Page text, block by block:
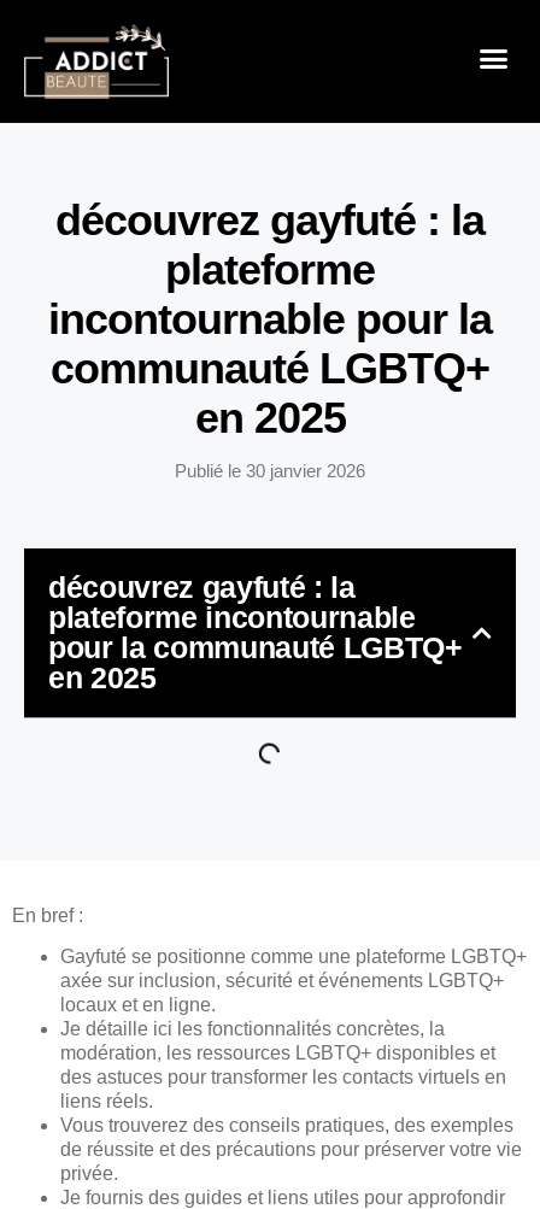
découvrez gayfuté : la
plateforme
incontournable pour la
communauté LGBTQ+
en 2025
Publié le 30 janvier 2026
découvrez gayfuté : la
plateforme incontournable
pour la communauté LGBTQ+
en 2025
En bref :
Gayfuté se positionne comme une plateforme LGBTQ+
axée sur inclusion, sécurité et événements LGBTQ+
locaux et en ligne.
Je détaille ici les fonctionnalités concrètes, la
modération, les ressources LGBTQ+ disponibles et
des astuces pour transformer les contacts virtuels en
liens réels.
Vous trouverez des conseils pratiques, des exemples
de réussite et des précautions pour préserver votre vie
privée.
Je fournis des guides et liens utiles pour approfondir